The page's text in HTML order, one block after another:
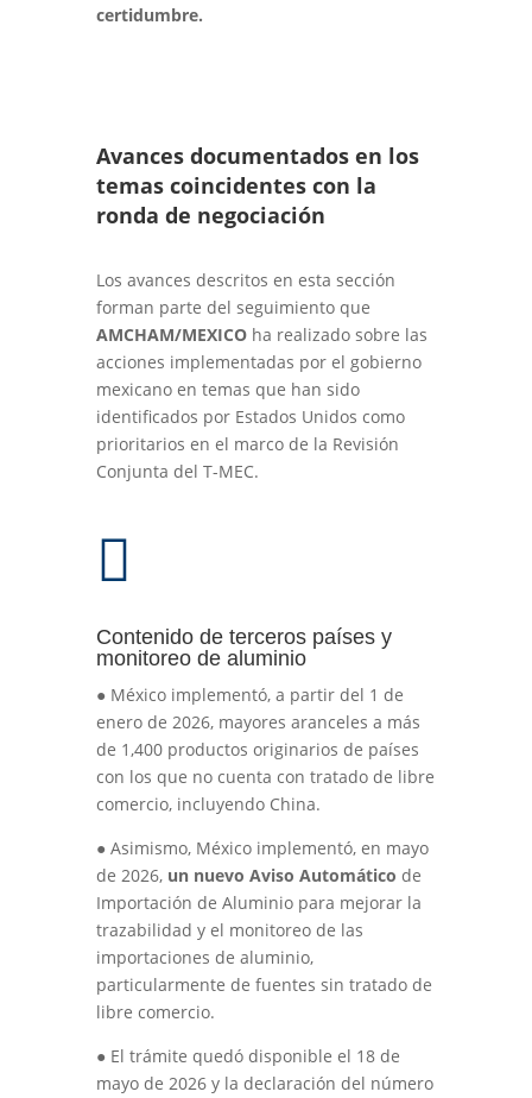
certidumbre.
Avances documentados en los
temas coincidentes con la
ronda de negociación
Los avances descritos en esta sección
forman parte del seguimiento que
AMCHAM/MEXICO ha realizado sobre las
acciones implementadas por el gobierno
mexicano en temas que han sido
identificados por Estados Unidos como
prioritarios en el marco de la Revisión
Conjunta del T-MEC.

Contenido de terceros países y
monitoreo de aluminio
● México implementó, a partir del 1 de
enero de 2026, mayores aranceles a más
de 1,400 productos originarios de países
con los que no cuenta con tratado de libre
comercio, incluyendo China.
● Asimismo, México implementó, en mayo
de 2026, un nuevo Aviso Automático de
Importación de Aluminio para mejorar la
trazabilidad y el monitoreo de las
importaciones de aluminio,
particularmente de fuentes sin tratado de
libre comercio.
● El trámite quedó disponible el 18 de
mayo de 2026 y la declaración del número